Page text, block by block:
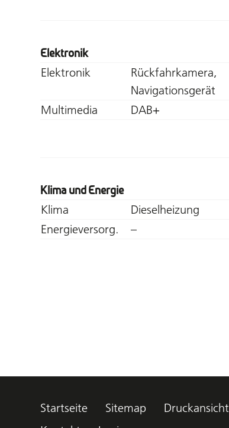
Elektronik
Elektronik
Rückfahrkamera,
Navigationsgerät
Multimedia
DAB+
Klima und Energie
Klima
Dieselheizung
Energieversorg.
–
Startseite Sitemap Druckansicht